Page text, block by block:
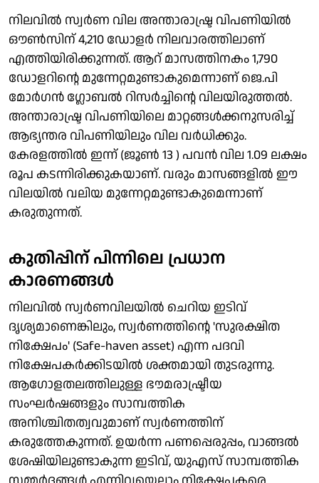
നിലവില്‍ സ്വര്‍ണ വില അന്താരാഷ്ട്ര വിപണിയില്‍
ഔൺസിന് 4,210 ഡോളർ നിലവാരത്തിലാണ്
എത്തിയിരിക്കുന്നത്. ആറ് മാസത്തിനകം 1,790
ഡോളറിന്റെ മുന്നേറ്റമുണ്ടാകുമെന്നാണ് ജെ.പി
മോർഗൻ ഗ്ലോബൽ റിസർച്ചിന്റെ വിലയിരുത്തല്‍.
അന്താരാഷ്ട്ര വിപണിയിലെ മാറ്റങ്ങള്‍ക്കനുസരിച്ച്
ആഭ്യന്തര വിപണിയിലും വില വര്‍ധിക്കും.
കേരളത്തില്‍ ഇന്ന് (ജൂണ്‍ 13 ) പവന്‍ വില 1.09 ലക്ഷം
രൂപ കടന്നിരിക്കുകയാണ്. വരും മാസങ്ങളില്‍ ഈ
വിലയില്‍ വലിയ മുന്നേറ്റമുണ്ടാകുമെന്നാണ്
കരുതുന്നത്.
കുതിപ്പിന് പിന്നിലെ പ്രധാന
കാരണങ്ങൾ
നിലവിൽ സ്വർണവിലയിൽ ചെറിയ ഇടിവ്
ദൃശ്യമാണെങ്കിലും, സ്വർണത്തിന്റെ 'സുരക്ഷിത
നിക്ഷേപം' (Safe-haven asset) എന്ന പദവി
നിക്ഷേപകർക്കിടയിൽ ശക്തമായി തുടരുന്നു.
ആഗോളതലത്തിലുള്ള ഭൗമരാഷ്ട്രീയ
സംഘർഷങ്ങളും സാമ്പത്തിക
അനിശ്ചിതത്വവുമാണ് സ്വർണത്തിന്
കരുത്തേകുന്നത്. ഉയർന്ന പണപ്പെരുപ്പം, വാങ്ങൽ
ശേഷിയിലുണ്ടാകുന്ന ഇടിവ്, യുഎസ് സാമ്പത്തിക